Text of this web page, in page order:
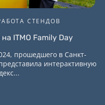
СТЕНДОВ
ITMO Family Day
прошедшего в Санкт-
интерактивную